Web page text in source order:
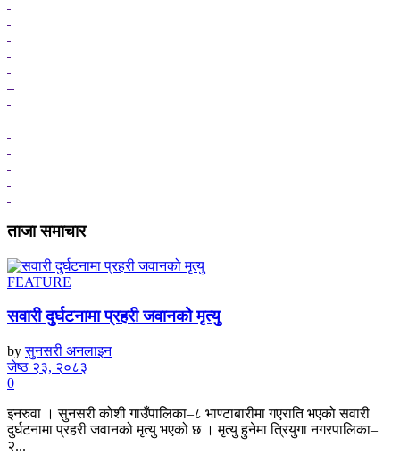
ताजा समाचार
FEATURE
सवारी दुर्घटनामा प्रहरी जवानको मृत्यु
by सुनसरी अनलाइन
जेष्ठ २३, २०८३
0
इनरुवा । सुनसरी कोशी गाउँपालिका–८ भाण्टाबारीमा गएराति भएको सवारी
दुर्घटनामा प्रहरी जवानको मृत्यु भएको छ । मृत्यु हुनेमा त्रियुगा नगरपालिका–
२...